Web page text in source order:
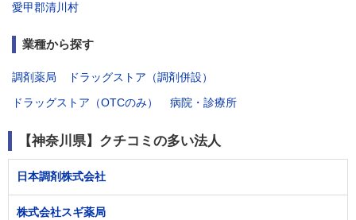
愛甲郡清川村
業種から探す
調剤薬局
ドラッグストア（調剤併設）
ドラッグストア（OTCのみ）
病院・診療所
【神奈川県】クチコミの多い法人
日本調剤株式会社
株式会社スギ薬局